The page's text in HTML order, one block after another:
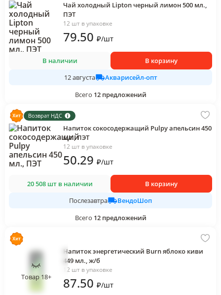
Чай холодный Lipton черный лимон 500 мл.,
ПЭТ
12 шт в упаковке
79.50 ₽/шт
В наличии
В корзину
12 августа
Акварисейл-опт
Всего 12 предложений
Возврат НДС
Напиток сокосодержащий Pulpy апельсин 450
мл., ПЭТ
12 шт в упаковке
50.29 ₽/шт
20 508 шт в наличии
В корзину
Послезавтра
ВендоШоп
Всего 12 предложений
Товар 18+
Напиток энергетический Burn яблоко киви
449 мл., ж/б
12 шт в упаковке
87.50 ₽/шт